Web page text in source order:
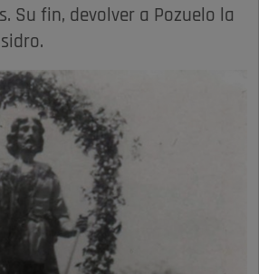
Su fin, devolver a Pozuelo la